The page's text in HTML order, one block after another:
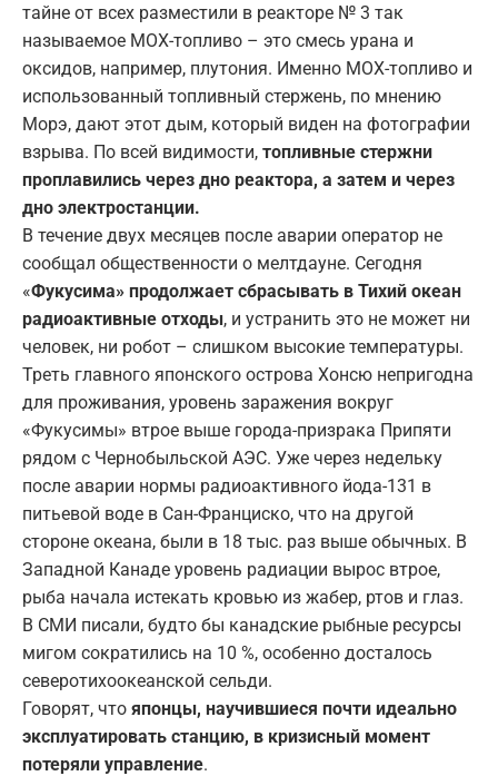
тайне от всех разместили в реакторе № 3 так
называемое МОХ-топливо – это смесь урана и
оксидов, например, плутония. Именно МОХ-топливо и
использованный топливный стержень, по мнению
Морэ, дают этот дым, который виден на фотографии
взрыва. По всей видимости, топливные стержни
проплавились через дно реактора, а затем и через
дно электростанции.
В течение двух месяцев после аварии оператор не
сообщал общественности о мелтдауне. Сегодня
«Фукусима» продолжает сбрасывать в Тихий океан
радиоактивные отходы, и устранить это не может ни
человек, ни робот – слишком высокие температуры.
Треть главного японского острова Хонсю непригодна
для проживания, уровень заражения вокруг
«Фукусимы» втрое выше города-призрака Припяти
рядом с Чернобыльской АЭС. Уже через недельку
после аварии нормы радиоактивного йода-131 в
питьевой воде в Сан-Франциско, что на другой
стороне океана, были в 18 тыс. раз выше обычных. В
Западной Канаде уровень радиации вырос втрое,
рыба начала истекать кровью из жабер, ртов и глаз.
В СМИ писали, будто бы канадские рыбные ресурсы
мигом сократились на 10 %, особенно досталось
северотихоокеанской сельди.
Говорят, что японцы, научившиеся почти идеально
эксплуатировать станцию, в кризисный момент
потеряли управление.